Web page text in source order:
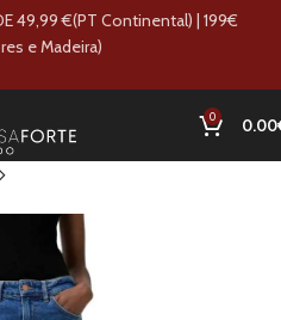
0 0.00
49,99 €(PT Continental) | 199€
e Madeira)